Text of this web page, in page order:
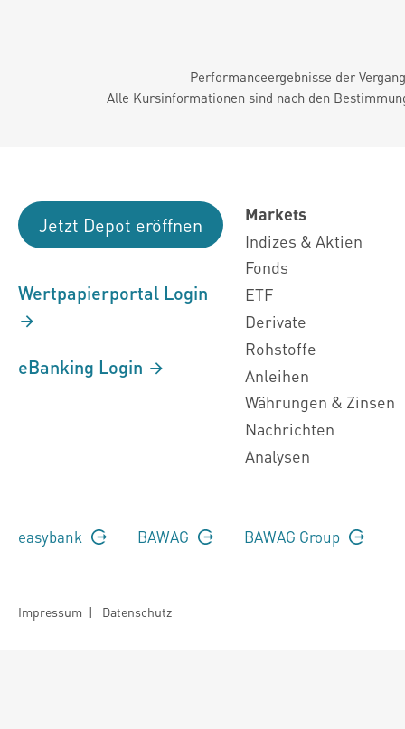
Performanceergebnisse der
Alle Kursinformationen sind nach den
Jetzt Depot eröffnen
Wertpapierportal Login
eBanking Login
Markets
Indizes & Aktien
Fonds
ETF
Derivate
Rohstoffe
Anleihen
Währungen & Zinsen
Nachrichten
Analysen
easybank BAWAG BAWAG Group
Impressum | Datenschutz